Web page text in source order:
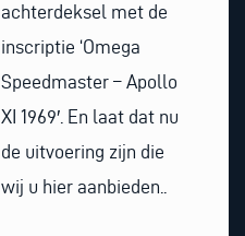
achterdeksel met de
inscriptie ‘Omega
Speedmaster – Apollo
XI 1969′. En laat dat nu
de uitvoering zijn die
wij u hier aanbieden..